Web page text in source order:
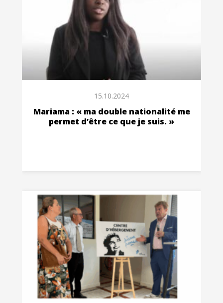
15.10.2024
Mariama : « ma double nationalité me
permet d’être ce que je suis. »